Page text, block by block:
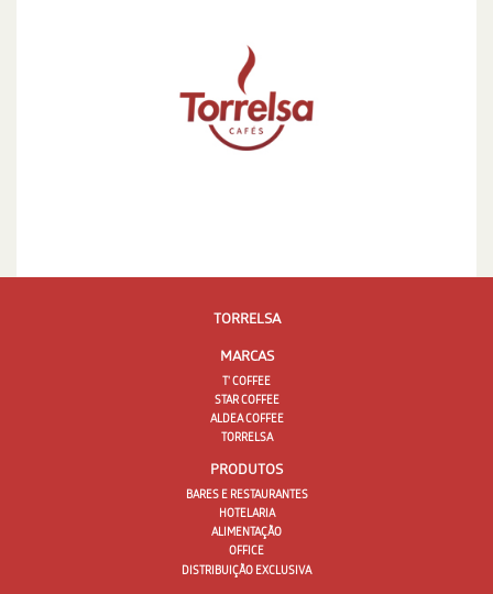
TORRELSA
MARCAS
T' COFFEE
STAR COFFEE
ALDEA COFFEE
TORRELSA
PRODUTOS
BARES E RESTAURANTES
HOTELARIA
ALIMENTAÇÃO
OFFICE
DISTRIBUIÇÃO EXCLUSIVA